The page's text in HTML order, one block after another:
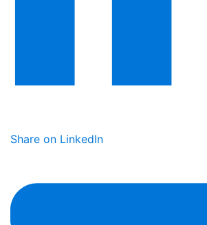
Share on LinkedIn